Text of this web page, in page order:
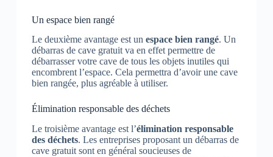
Un espace bien rangé
Le deuxième avantage est un espace bien rangé. Un
débarras de cave gratuit va en effet permettre de
débarrasser votre cave de tous les objets inutiles qui
encombrent l’espace. Cela permettra d’avoir une cave
bien rangée, plus agréable à utiliser.
Élimination responsable des déchets
Le troisième avantage est l’élimination responsable
des déchets. Les entreprises proposant un débarras de
cave gratuit sont en général soucieuses de